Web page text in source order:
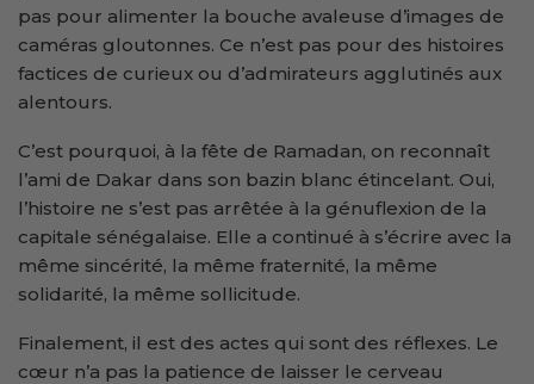
pas pour alimenter la bouche avaleuse d’images de
caméras gloutonnes. Ce n’est pas pour des histoires
factices de curieux ou d’admirateurs agglutinés aux
alentours.
C’est pourquoi, à la fête de Ramadan, on reconnaît
l’ami de Dakar dans son bazin blanc étincelant. Oui,
l’histoire ne s’est pas arrêtée à la génuflexion de la
capitale sénégalaise. Elle a continué à s’écrire avec la
même sincérité, la même fraternité, la même
solidarité, la même sollicitude.
Finalement, il est des actes qui sont des réflexes. Le
cœur n’a pas la patience de laisser le cerveau